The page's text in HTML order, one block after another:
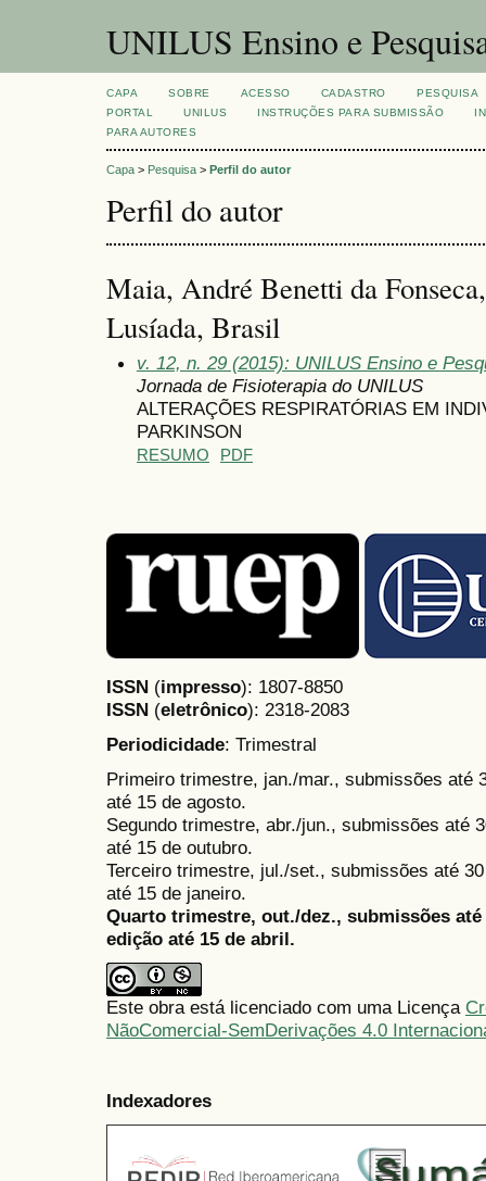
UNILUS Ensino e
CAPA SOBRE ACESSO CADASTRO
PESQUISA
PORTAL
UNILUS INSTRUÇÕES PARA SUBMISSÃO
PARA AUTORES
Capa > Pesquisa > Perfil do autor
Perfil do autor
Maia, André Benetti da
Lusíada, Brasil
v. 12, n. 29 (2015): UNILUS Ensino e
Jornada de Fisioterapia do UNILUS
ALTERAÇÕES RESPIRATÓRIAS EM
PARKINSON
RESUMO PDF
ISSN (impresso): 1807-8850
ISSN (eletrônico): 2318-2083
Periodicidade: Trimestral
Primeiro trimestre, jan./mar., submissões até
até 15 de agosto.
Segundo trimestre, abr./jun., submissões até
até 15 de outubro.
Terceiro trimestre, jul./set., submissões até
até 15 de janeiro.
Quarto trimestre, out./dez., submissões
edição até 15 de abril.
Este obra está licenciado com uma Licença
NãoComercial-SemDerivações 4.0
Indexadores